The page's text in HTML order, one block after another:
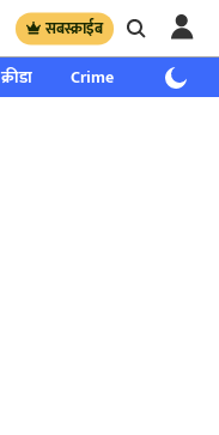
सबस्क्राईब
क्रीडा Crime साप्ताहिक